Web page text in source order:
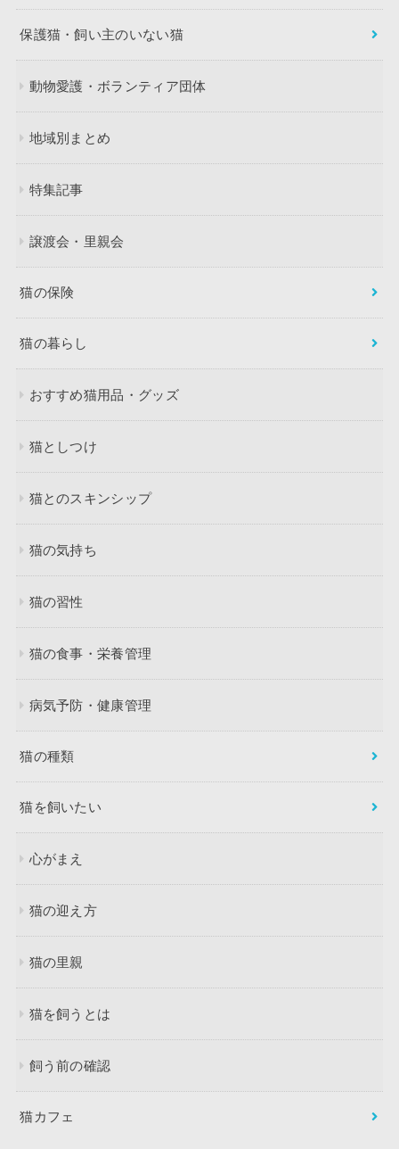
保護猫・飼い主のいない猫
動物愛護・ボランティア団体
地域別まとめ
特集記事
譲渡会・里親会
猫の保険
猫の暮らし
おすすめ猫用品・グッズ
猫としつけ
猫とのスキンシップ
猫の気持ち
猫の習性
猫の食事・栄養管理
病気予防・健康管理
猫の種類
猫を飼いたい
心がまえ
猫の迎え方
猫の里親
猫を飼うとは
飼う前の確認
猫カフェ